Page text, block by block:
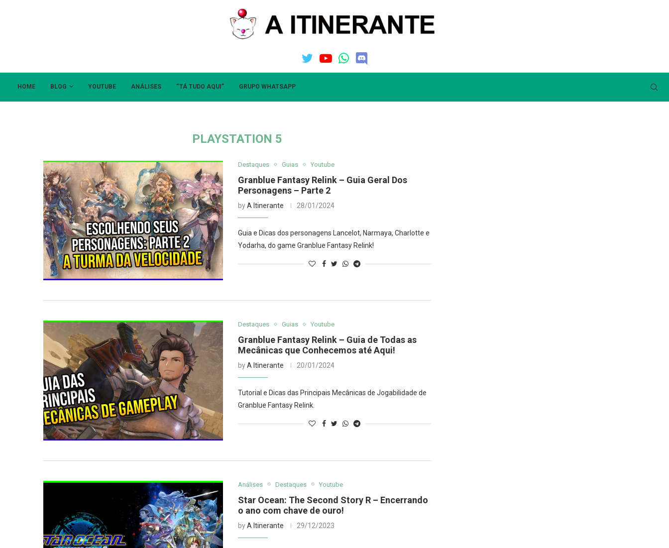
HOME BLOG YOUTUBE ANÁLISES “TÁ TUDO AQUI” GRUPO WHATSAPP
PLAYSTATION 5
Destaques Guias Youtube
Granblue Fantasy Relink – Guia Geral Dos
Personagens – Parte 2
byA Itinerante 28/01/2024
Guia e Dicas dos personagens Lancelot, Narmaya, Charlotte e
Yodarha, do game Granblue Fantasy Relink!
Destaques Guias Youtube
Granblue Fantasy Relink – Guia de Todas as
Mecânicas que Conhecemos até Aqui!
byA Itinerante 20/01/2024
Tutorial e Dicas das Principais Mecânicas de Jogabilidade de
Granblue Fantasy Relink.
Análises Destaques Youtube
Star Ocean: The Second Story R – Encerrando
o ano com chave de ouro!
byA Itinerante 29/12/2023